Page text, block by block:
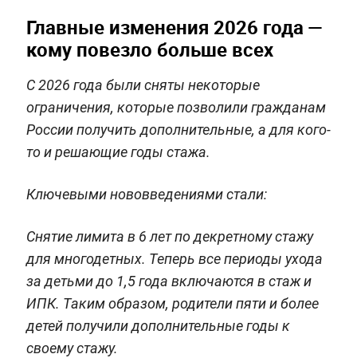
Главные изменения 2026 года —
кому повезло больше всех
С 2026 года были сняты некоторые
ограничения, которые позволили гражданам
России получить дополнительные, а для кого-
то и решающие годы стажа.
Ключевыми нововведениями стали:
Снятие лимита в 6 лет по декретному стажу
для многодетных. Теперь все периоды ухода
за детьми до 1,5 года включаются в стаж и
ИПК. Таким образом, родители пяти и более
детей получили дополнительные годы к
своему стажу.